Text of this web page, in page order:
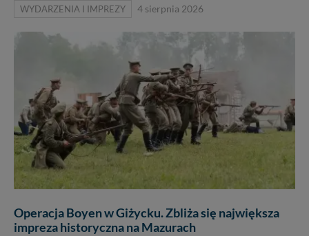
WYDARZENIA I IMPREZY 4 sierpnia 2026
Operacja Boyen w Giżycku. Zbliża się największa
impreza historyczna na Mazurach